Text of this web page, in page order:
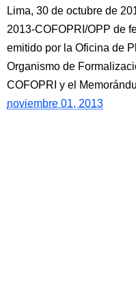
Lima, 30 de octubre de
2013-COFOPRI/OPP de
emitido por la Oficina de
Organismo de
COFOPRI y el
noviembre 01, 2013